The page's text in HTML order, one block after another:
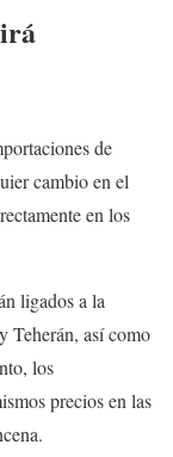
de
cambio en el
en los
ligados a la
Teherán, así como
los
precios en las